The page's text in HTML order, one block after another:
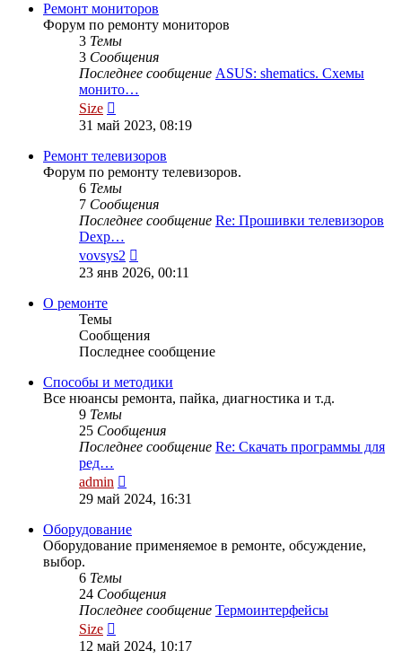
Ремонт мониторов
Форум по ремонту мониторов
3 Темы
3 Сообщения
Последнее сообщение ASUS: shematics. Схемы
монито…
Size
к
сообщению
31 май 2023, 08:19
Ремонт телевизоров
Форум по ремонту телевизоров.
6 Темы
7 Сообщения
Последнее сообщение Re: Прошивки телевизоров
Dexp…
vovsys2
к
23 янв 2026, 00:11
О ремонте
Темы
Сообщения
Последнее сообщение
Способы и методики
Все нюансы ремонта, пайка, диагностика и т.д.
9 Темы
25 Сообщения
Последнее сообщение Re: Скачать программы для
ред…
admin
к
сообщению
29 май 2024, 16:31
Оборудование
Оборудование применяемое в ремонте, обсуждение,
выбор.
6 Темы
24 Сообщения
Последнее сообщение Термоинтерфейсы
Size
к
12 май 2024, 10:17